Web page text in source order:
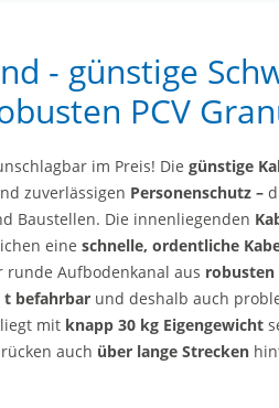
- günstige
PCV
im Preis! Die günstige
zuverlässigen Personenschutz –
Baustellen. Die innenliegenden
eine schnelle, ordentliche
runde Aufbodenkanal aus robusten
t befahrbar und deshalb auch
mit knapp 30 kg Eigengewicht
auch über lange Strecken